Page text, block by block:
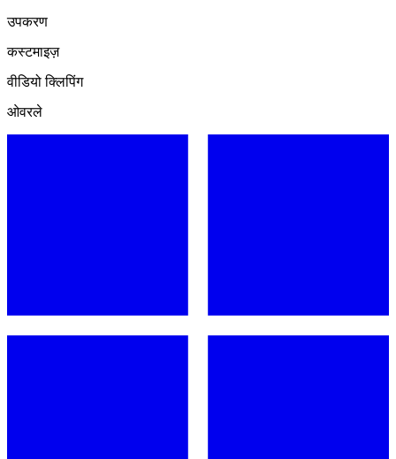
उपकरण
कस्टमाइज़
वीडियो क्लिपिंग
ओवरले